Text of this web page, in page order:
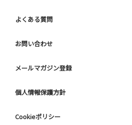
よくある質問
お問い合わせ
メールマガジン登録
個人情報保護方針
Cookieポリシー